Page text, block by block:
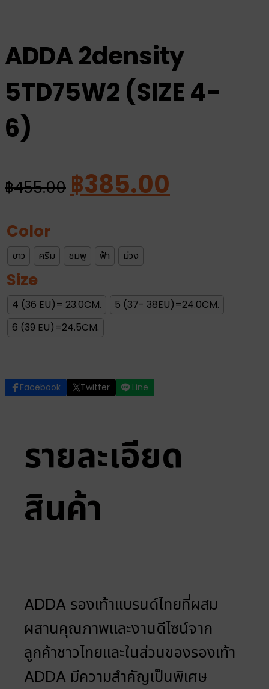
ADDA 2density
5TD75W2 (SIZE 4-
6)
฿455.00 Original
price
฿455.00.
฿385.00price
Color
ขาว ครีม ชมพู ฟ้า ม่วง
Size
4 (36 EU)= 23.0CM.
5 (37- 38EU)=24.0CM.
6 (39 EU)=24.5CM.
Facebook Twitter Line
รายละเอียด
สินค้า
ADDA รองเท้าแบรนด์ไทยที่ผสม
ผสานคุณภาพและงานดีไซน์จาก
ลูกค้าชาวไทยและในส่วนของรองเท้า
ADDA มีความสำคัญเป็นพิเศษ